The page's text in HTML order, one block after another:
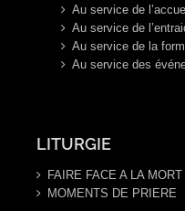
Au service de
Au service de
Au service de la
Au service des
LITURGIE
FAIRE FACE A LA MORT
MOMENTS DE PRIERE